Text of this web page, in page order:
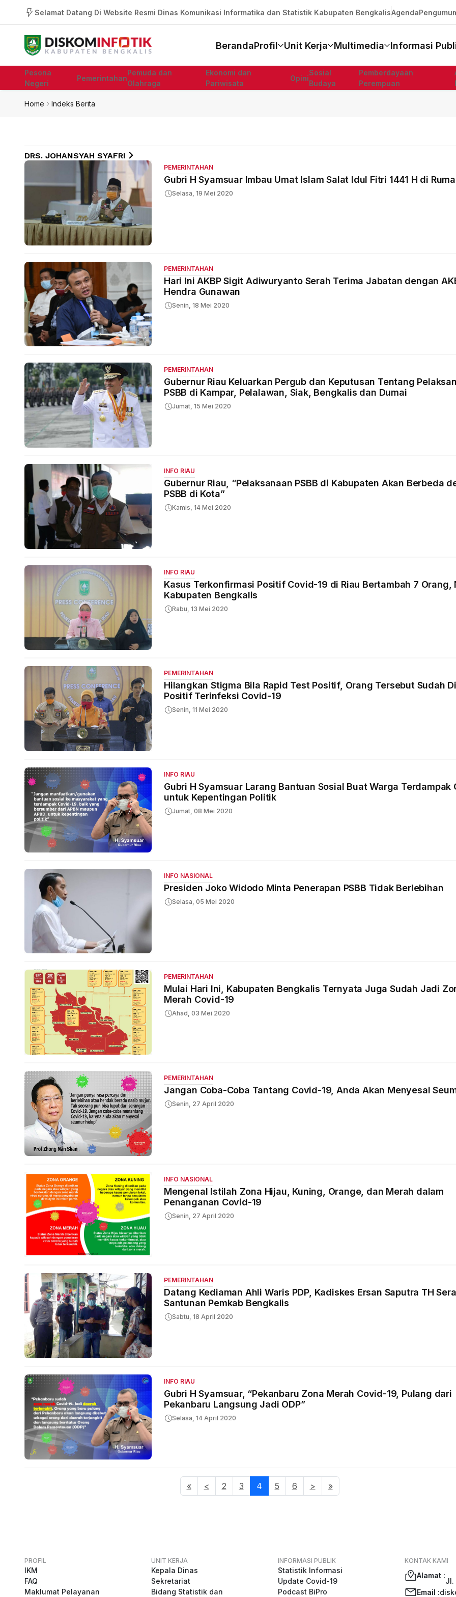
Selamat Datang Di Website Resmi Dinas Komunikasi Informatika dan Statistik Kabupaten BengkalisAgenda
BerandaProfil Unit Kerja Multimedia Informasi
Pesona
Negeri
Pemerintahan
Pemuda dan
Olahraga
Ekonomi dan
Pariwisata
Opini
Sosial
Budaya
Pemberdayaan
Perempuan
Home Indeks Berita
DRS. JOHANSYAH SYAFRI
PEMERINTAHAN
Gubri H Syamsuar Imbau Umat Islam Salat Idul Fitri 1441 H di
Selasa, 19 Mei 2020
PEMERINTAHAN
Hari Ini AKBP Sigit Adiwuryanto Serah Terima Jabatan dengan
Hendra Gunawan
Senin, 18 Mei 2020
PEMERINTAHAN
Gubernur Riau Keluarkan Pergub dan Keputusan Tentang
PSBB di Kampar, Pelalawan, Siak, Bengkalis dan Dumai
Jumat, 15 Mei 2020
INFO RIAU
Gubernur Riau, “Pelaksanaan PSBB di Kabupaten Akan Berbeda
PSBB di Kota”
Kamis, 14 Mei 2020
INFO RIAU
Kasus Terkonfirmasi Positif Covid-19 di Riau Bertambah 7 Orang,
Kabupaten Bengkalis
Rabu, 13 Mei 2020
PEMERINTAHAN
Hilangkan Stigma Bila Rapid Test Positif, Orang Tersebut Sudah
Positif Terinfeksi Covid-19
Senin, 11 Mei 2020
INFO RIAU
Gubri H Syamsuar Larang Bantuan Sosial Buat Warga Terdampak
untuk Kepentingan Politik
Jumat, 08 Mei 2020
INFO NASIONAL
Presiden Joko Widodo Minta Penerapan PSBB Tidak Berlebihan
Selasa, 05 Mei 2020
PEMERINTAHAN
Mulai Hari Ini, Kabupaten Bengkalis Ternyata Juga Sudah Jadi
Merah Covid-19
Ahad, 03 Mei 2020
PEMERINTAHAN
Jangan Coba-Coba Tantang Covid-19, Anda Akan Menyesal
Senin, 27 April 2020
INFO NASIONAL
Mengenal Istilah Zona Hijau, Kuning, Orange, dan Merah dalam
Penanganan Covid-19
Senin, 27 April 2020
PEMERINTAHAN
Datang Kediaman Ahli Waris PDP, Kadiskes Ersan Saputra TH
Santunan Pemkab Bengkalis
Sabtu, 18 April 2020
INFO RIAU
Gubri H Syamsuar, “Pekanbaru Zona Merah Covid-19, Pulang dari
Pekanbaru Langsung Jadi ODP”
Selasa, 14 April 2020
« < 2 3 4 (current)
5 6 > »
PROFIL
IKM
FAQ
Maklumat Pelayanan
UNIT KERJA
Kepala Dinas
Sekretariat
Bidang Statistik dan
INFORMASI PUBLIK
Statistik Informasi
Update Covid-19
Podcast BiPro
KONTAK KAMI
Alamat :
Jl.
Email :